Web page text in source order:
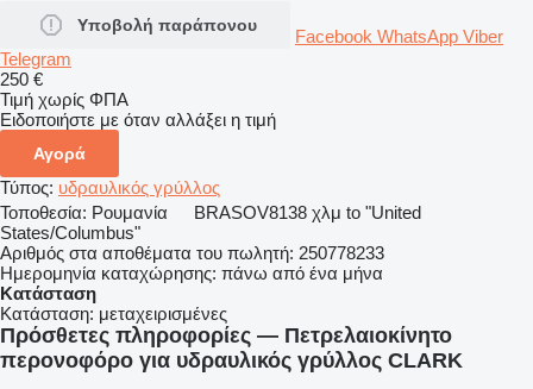
Υποβολή παράπονου
Facebook WhatsApp Viber
Telegram
250 €
Τιμή χωρίς ΦΠΑ
Ειδοποιήστε με όταν αλλάξει η τιμή
Αγορά
Τύπος: υδραυλικός γρύλλος
Τοποθεσία: Ρουμανία BRASOV8138 χλμ to "United
States/Columbus"
Αριθμός στα αποθέματα του πωλητή: 250778233
Ημερομηνία καταχώρησης: πάνω από ένα μήνα
Κατάσταση
Κατάσταση: μεταχειρισμένες
Πρόσθετες πληροφορίες — Πετρελαιοκίνητο
περονοφόρο για υδραυλικός γρύλλος CLARK